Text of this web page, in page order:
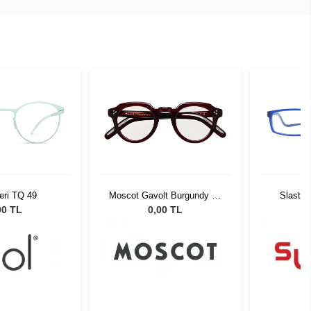
TQ 49
TL
Moscot Gavolt Burgundy 45
0221-01
0,00 TL
Slastik